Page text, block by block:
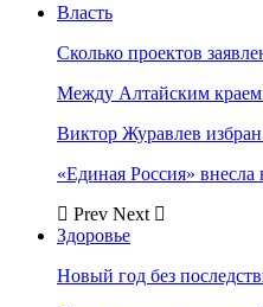
Власть
Сколько проектов
Между Алтайским краем
Виктор Журавлев
«Единая Россия»
Prev Next
Здоровье
Новый год без